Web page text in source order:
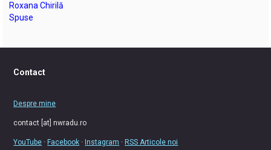
Roxana Chirilă
Spuse
Contact
Despre mine
contact [at] nwradu.ro
YouTube · Facebook · Instagram · RSS Articole noi